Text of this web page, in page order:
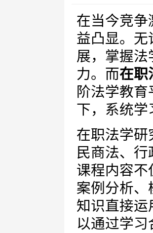
在当今竞争
益凸显。无
展，掌握
力。而在职
阶法学教
下，系统学
在职法学研
民商法、
课程内容不
案例分析、
知识直接运
以通过学